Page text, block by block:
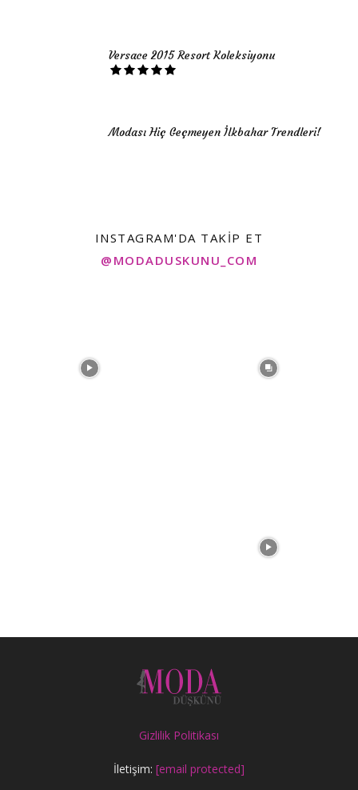
Versace 2015 Resort Koleksiyonu
Modası Hiç Geçmeyen İlkbahar Trendleri!
INSTAGRAM'DA TAKIP ET
@MODADUSKUNU_COM
Gizlilik Politikası
İletişim: [email protected]